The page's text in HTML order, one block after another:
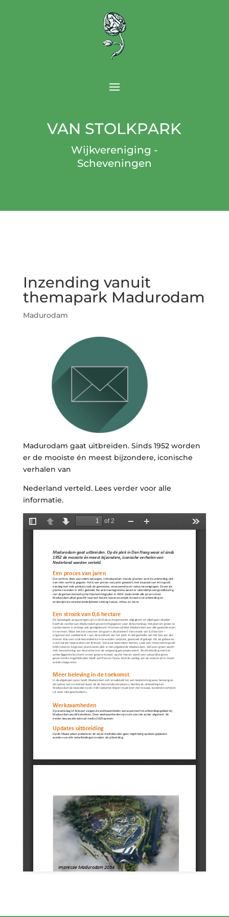
VAN STOLKPARK
Wijkvereniging -
Scheveningen
Inzending vanuit
themapark Madurodam
Madurodam
Madurodam gaat uitbreiden. Sinds 1952 worden
er de mooiste én meest bijzondere, iconische
verhalen van
Nederland verteld. Lees verder voor alle
informatie.